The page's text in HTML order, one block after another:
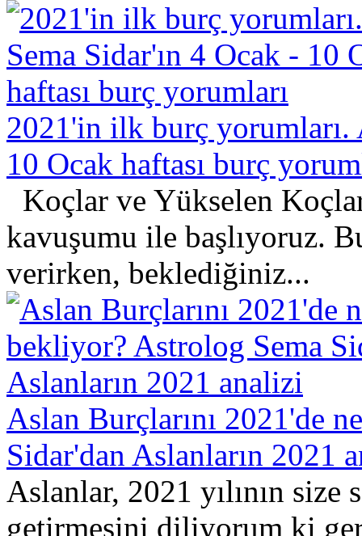
2021'in ilk burç yorumları.
10 Ocak haftası burç
Koçlar ve Yükselen
kavuşumu ile başlıyoruz.
verirken, beklediğiniz...
Aslan Burçlarını 2021'de
Sidar'dan Aslanların 2021
Aslanlar, 2021 yılının
getirmesini diliyorum ki